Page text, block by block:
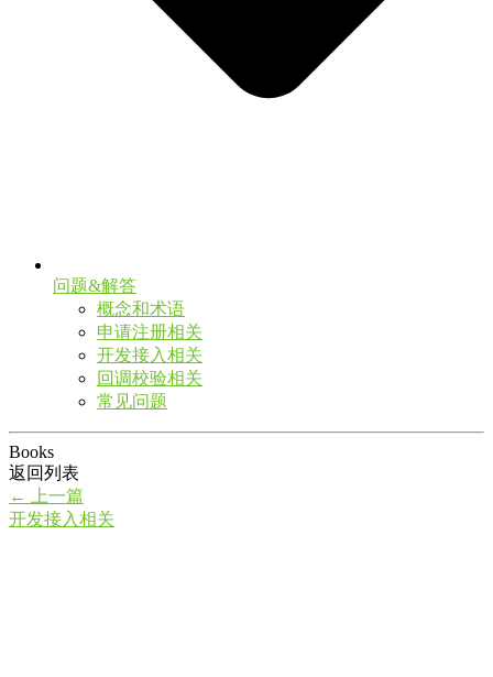
问题&解答
概念和术语
申请注册相关
开发接入相关
回调校验相关
常见问题
Books
返回列表
←
上一篇
开发接入相关